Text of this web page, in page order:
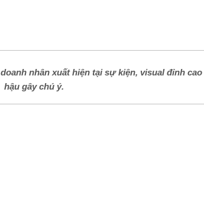
doanh nhânxuất hiện tại sự kiện, visual đỉnh cao
hậu gây chú ý.